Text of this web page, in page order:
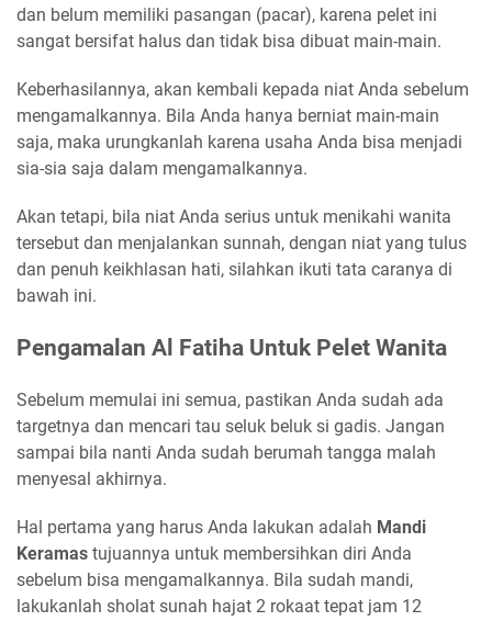
dan belum memiliki pasangan (pacar), karena pelet ini
sangat bersifat halus dan tidak bisa dibuat main-main.
Keberhasilannya, akan kembali kepada niat Anda sebelum
mengamalkannya. Bila Anda hanya berniat main-main
saja, maka urungkanlah karena usaha Anda bisa menjadi
sia-sia saja dalam mengamalkannya.
Akan tetapi, bila niat Anda serius untuk menikahi wanita
tersebut dan menjalankan sunnah, dengan niat yang tulus
dan penuh keikhlasan hati, silahkan ikuti tata caranya di
bawah ini.
Pengamalan Al Fatiha Untuk Pelet Wanita
Sebelum memulai ini semua, pastikan Anda sudah ada
targetnya dan mencari tau seluk beluk si gadis. Jangan
sampai bila nanti Anda sudah berumah tangga malah
menyesal akhirnya.
Hal pertama yang harus Anda lakukan adalah Mandi
Keramas tujuannya untuk membersihkan diri Anda
sebelum bisa mengamalkannya. Bila sudah mandi,
lakukanlah sholat sunah hajat 2 rokaat tepat jam 12